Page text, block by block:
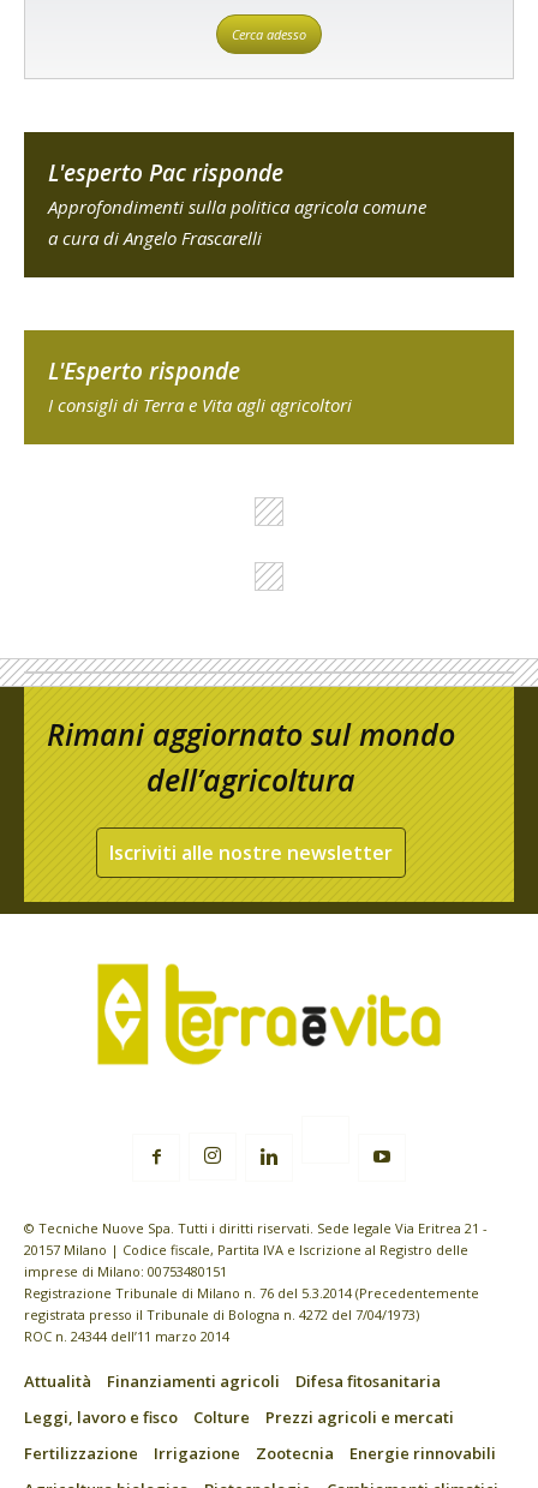
Cerca adesso
L'esperto Pac risponde
Approfondimenti sulla politica agricola comune
a cura di Angelo Frascarelli
L'Esperto risponde
I consigli di Terra e Vita agli agricoltori
Rimani aggiornato sul mondo
dell’agricoltura
Iscriviti alle nostre newsletter
© Tecniche Nuove Spa. Tutti i diritti riservati. Sede legale Via Eritrea 21 -
20157 Milano | Codice fiscale, Partita IVA e Iscrizione al Registro delle
imprese di Milano: 00753480151
Registrazione Tribunale di Milano n. 76 del 5.3.2014 (Precedentemente
registrata presso il Tribunale di Bologna n. 4272 del 7/04/1973)
ROC n. 24344 dell’11 marzo 2014
Attualità Finanziamenti agricoli
Difesa fitosanitaria
Leggi, lavoro e fisco
Colture
Prezzi agricoli e mercati
Fertilizzazione
Irrigazione Zootecnia
Energie rinnovabili